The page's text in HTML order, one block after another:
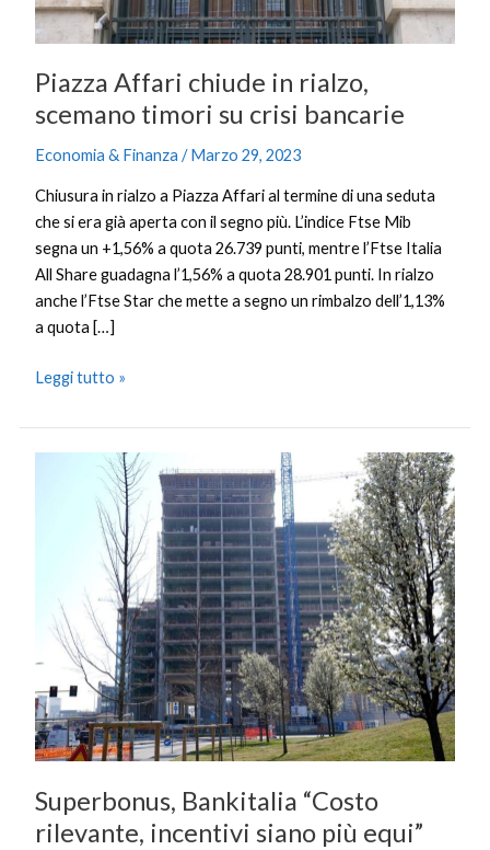
Piazza Affari chiude in rialzo,
scemano timori su crisi bancarie
Economia & Finanza /Marzo 29, 2023
Chiusura in rialzo a Piazza Affari al termine di una seduta
che si era già aperta con il segno più. L’indice Ftse Mib
segna un +1,56% a quota 26.739 punti, mentre l’Ftse Italia
All Share guadagna l’1,56% a quota 28.901 punti. In rialzo
anche l’Ftse Star che mette a segno un rimbalzo dell’1,13%
a quota […]
bancarie
Leggi tutto »
Superbonus, Bankitalia “Costo
rilevante, incentivi siano più equi”
Superbonus,
equi”